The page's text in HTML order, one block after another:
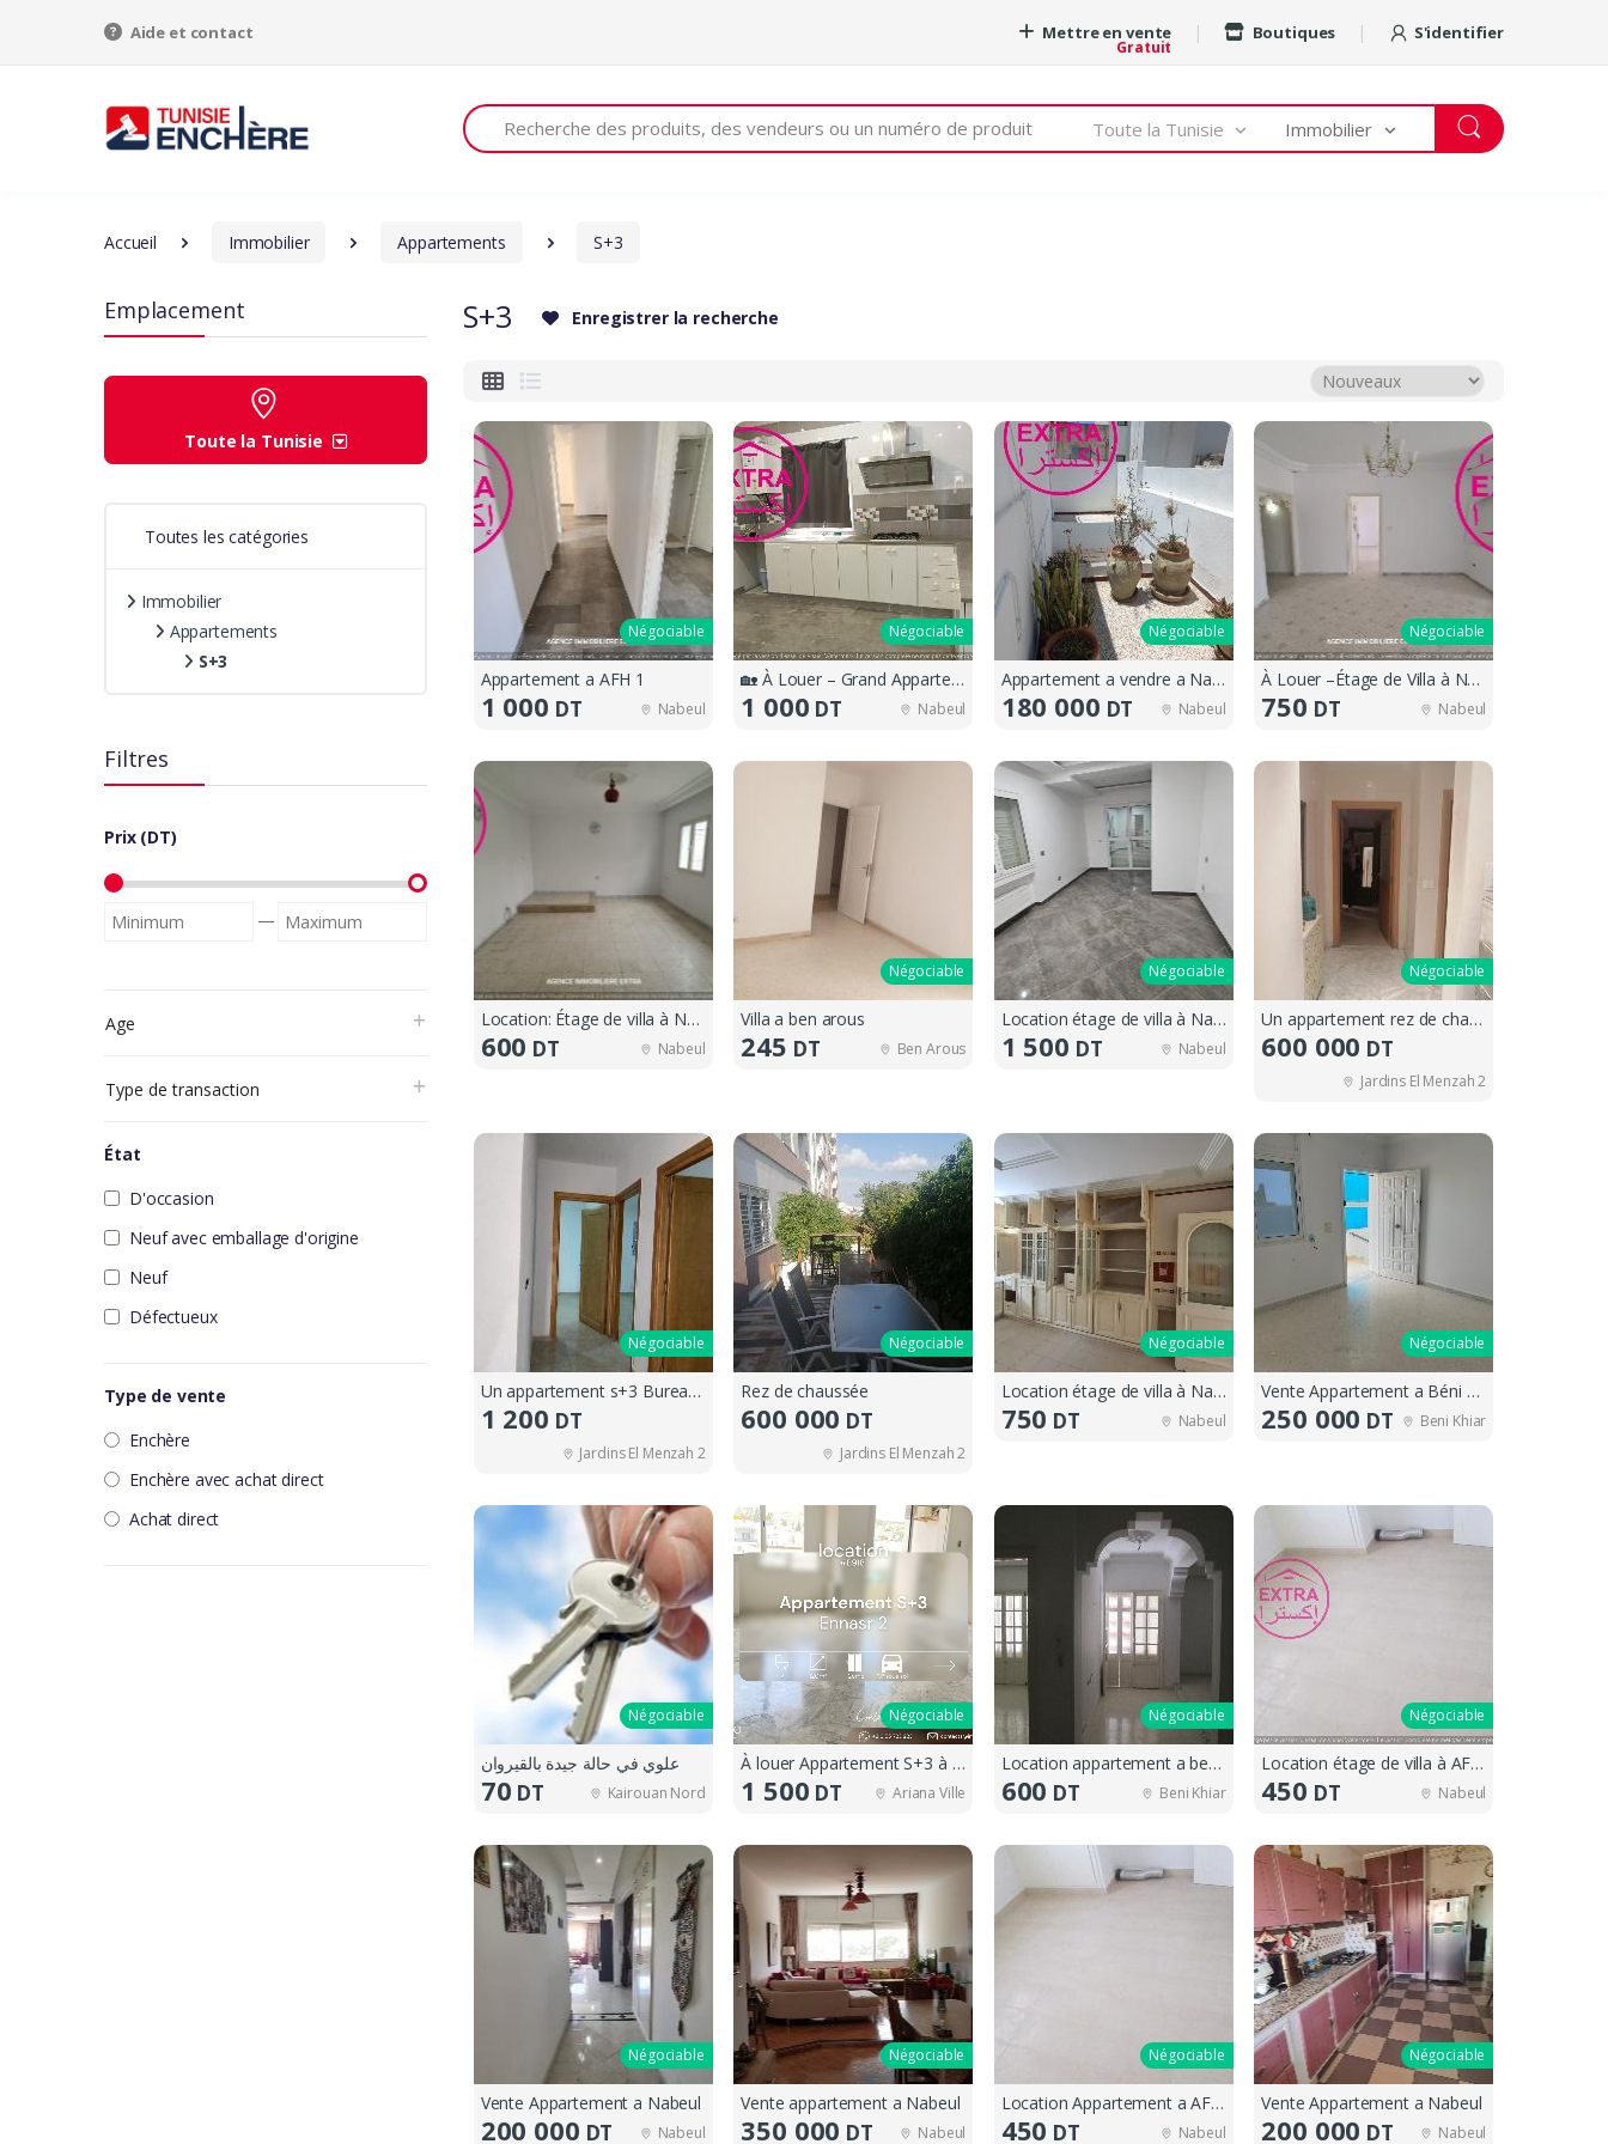
Aide et contact Mettre en vente
Gratuit
Boutiques S'identifier
Recherche
Toute la Tunisie Immobilier
Accueil Immobilier Appartements S+3
Emplacement
Toute la Tunisie
Toutes les catégories
Immobilier
Appartements
S+3
Filtres
Prix (DT)
—
Age
Type de transaction
État
D'occasion
Neuf avec emballage d'origine
Neuf
Défectueux
Type de vente
Enchère
Enchère avec achat direct
Achat direct
S+3 Enregistrer la recherche
Négociable
Appartement a AFH 1
1 000 DT Nabeul
Négociable
🏡 À Louer – Grand Appartement à AFH 1,
1 000 DT Nabeul
Négociable
Appartement a vendre a Nabeul
180 000 DT Nabeul
Négociable
À Louer –Étage de Villa à Nabeul
750 DT Nabeul
Location: Étage de villa à Nabeul
600 DT Nabeul
Négociable
Villa a ben arous
245 DT Ben Arous
Négociable
Location étage de villa à Nabeul
1 500 DT Nabeul
Négociable
Un appartement rez de chaussée
600 000 DT
Jardins El Menzah 2
Négociable
Un appartement s+3 Bureautique
1 200 DT
Jardins El Menzah 2
Négociable
Rez de chaussée
600 000 DT
Jardins El Menzah 2
Négociable
Location étage de villa à Nabeul
750 DT Nabeul
Négociable
Vente Appartement a Béni khiar plage
250 000 DT Beni Khiar
Négociable
علوي في حالة جيدة بالقيروان
70 DT Kairouan Nord
Négociable
À louer Appartement S+3 à Ennaser 2
1 500 DT Ariana Ville
Négociable
Location appartement a beni khiar
600 DT Beni Khiar
Négociable
Location étage de villa à AFH 2
450 DT Nabeul
Négociable
Vente Appartement a Nabeul
200 000 DT Nabeul
Négociable
Vente appartement a Nabeul
350 000 DT Nabeul
Négociable
Location Appartement a AFH 2
450 DT Nabeul
Négociable
Vente Appartement a Nabeul
200 000 DT Nabeul